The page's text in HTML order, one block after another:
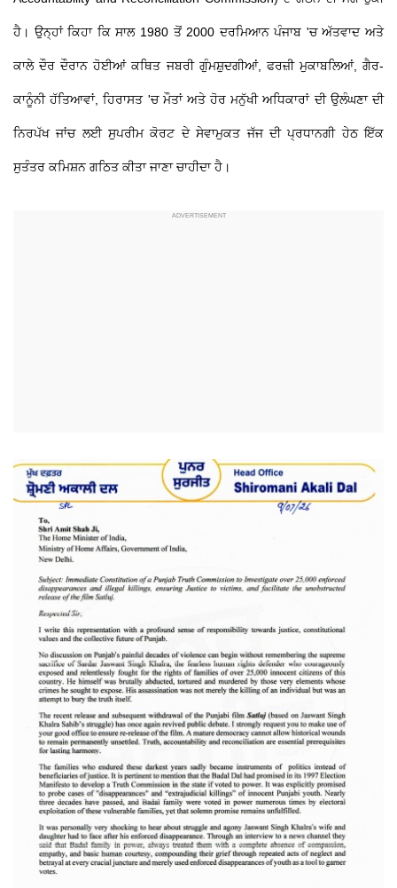
ਹੈ। ਉਨ੍ਹਾਂ ਕਿਹਾ ਕਿ ਸਾਲ 1980 ਤੋਂ 2000 ਦਰਮਿਆਨ ਪੰਜਾਬ 'ਚ ਅੱਤਵਾਦ ਅਤੇ
ਕਾਲੇ ਦੌਰ ਦੌਰਾਨ ਹੋਈਆਂ ਕਥਿਤ ਜਬਰੀ ਗੁੰਮਸ਼ੁਦਗੀਆਂ, ਫਰਜ਼ੀ ਮੁਕਾਬਲਿਆਂ, ਗੈਰ-
ਕਾਨੂੰਨੀ ਹੱਤਿਆਵਾਂ, ਹਿਰਾਸਤ 'ਚ ਮੌਤਾਂ ਅਤੇ ਹੋਰ ਮਨੁੱਖੀ ਅਧਿਕਾਰਾਂ ਦੀ ਉਲੰਘਣਾ ਦੀ
ਨਿਰਪੱਖ ਜਾਂਚ ਲਈ ਸੁਪਰੀਮ ਕੋਰਟ ਦੇ ਸੇਵਾਮੁਕਤ ਜੱਜ ਦੀ ਪ੍ਰਧਾਨਗੀ ਹੇਠ ਇੱਕ
ਸੁਤੰਤਰ ਕਮਿਸ਼ਨ ਗਠਿਤ ਕੀਤਾ ਜਾਣਾ ਚਾਹੀਦਾ ਹੈ।